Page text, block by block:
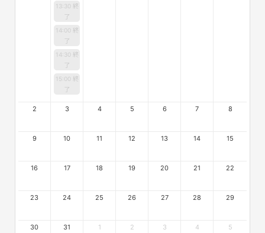
13:30 終
了
14:00 終
了
14:30 終
了
15:00 終
了
2 3 4 5 6 7 8
9 10 11 12 13 14 15
16 17 18 19 20 21 22
23 24 25 26 27 28 29
30 31 1 2 3 4 5